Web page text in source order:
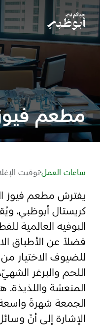
نشاطات لا
دليلك لأبوظبي
فعاليات
تسجيل الدخول
المفضلة
أبو ظبي
منطقة العين
مطعم
ساعات العملتوقيت الإغلاق
كريستال أبوظبي،
البوفيه العالمية
فضلاً عن الأطباق
للضيوف الاختيار
اللحم والبرغر
المنعشة
الجمعة شهرةً واسعة
الإشارة إلى أنّ